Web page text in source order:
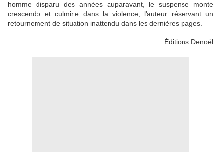
homme disparu des années auparavant, le suspense monte
crescendo et culmine dans la violence, l'auteur réservant un
retournement de situation inattendu dans les dernières pages.
Éditions Denoël